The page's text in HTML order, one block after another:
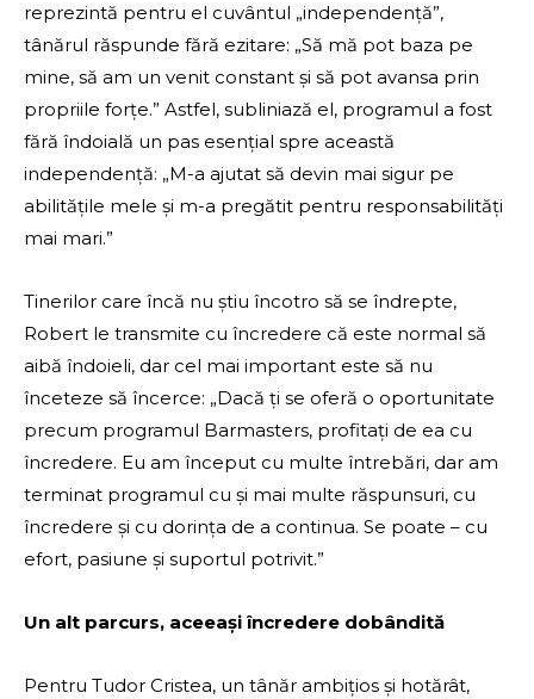
reprezintă pentru el cuvântul „independență”,
tânărul răspunde fără ezitare: „Să mă pot baza pe
mine, să am un venit constant și să pot avansa prin
propriile forțe.” Astfel, subliniază el, programul a fost
fără îndoială un pas esențial spre această
independență: „M-a ajutat să devin mai sigur pe
abilitățile mele și m-a pregătit pentru responsabilități
mai mari.”
Tinerilor care încă nu știu încotro să se îndrepte,
Robert le transmite cu încredere că este normal să
aibă îndoieli, dar cel mai important este să nu
înceteze să încerce: „Dacă ți se oferă o oportunitate
precum programul Barmasters, profitați de ea cu
încredere. Eu am început cu multe întrebări, dar am
terminat programul cu și mai multe răspunsuri, cu
încredere și cu dorința de a continua. Se poate – cu
efort, pasiune și suportul potrivit.”
Un alt parcurs, aceeași încredere dobândită
Pentru Tudor Cristea, un tânăr ambițios și hotărât,